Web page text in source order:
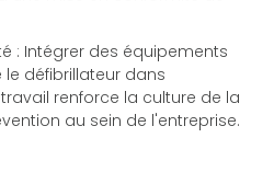
: Intégrer des équipements
défibrillateur dans
renforce la culture de la
au sein de l'entreprise.